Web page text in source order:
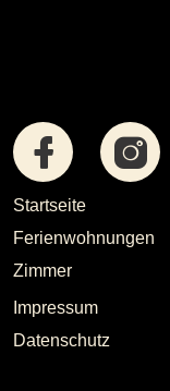
Startseite
Ferienwohnungen
Zimmer
Impressum
Datenschutz